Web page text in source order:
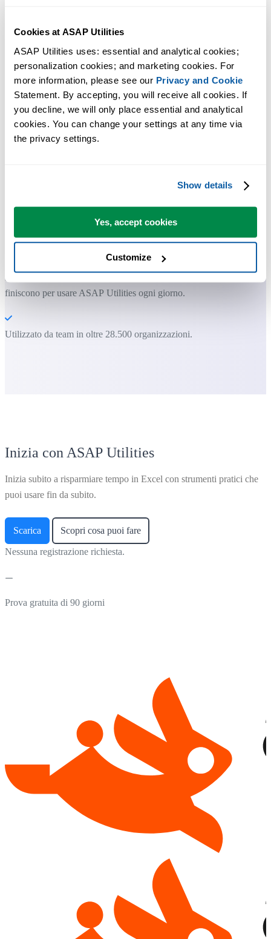
Cookies at ASAP Utilities
ASAP Utilities uses: essential and analytical cookies;
personalization cookies; and marketing cookies. For
more information, please see our Privacy and Cookie
Statement. By accepting, you will receive all cookies. If
you decline, we will only place essential and analytical
cookies. You can change your settings at any time via
the privacy settings.
Show details
Yes, accept cookies
Customize
Strumenti pratici che molti utenti di Excel vorrebbero integrati in
Excel.
ASAP Utilities ti aiuta a risparmiare tempo e a fare cose che Excel da
Puoi iniziare subito. Nessuna formazione necessaria.
La maggior parte degli utenti inizia usando poche funzioni. Molti
finiscono per usare ASAP Utilities ogni giorno.
Utilizzato da team in oltre 28.500 organizzazioni.
Inizia con ASAP Utilities
Inizia subito a risparmiare tempo in Excel con strumenti pratici che
puoi usare fin da subito.
Scarica Scopri cosa puoi fare
Nessuna registrazione richiesta.
Prova gratuita di 90 giorni